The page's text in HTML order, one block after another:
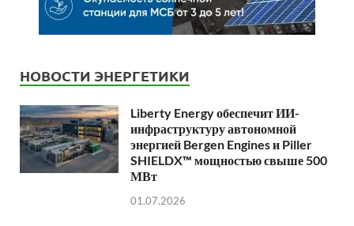
НОВОСТИ ЭНЕРГЕТИКИ
Liberty Energy обеспечит ИИ-
инфраструктуру автономной
энергией Bergen Engines и Piller
SHIELDX™ мощностью свыше 500
МВт
01.07.2026